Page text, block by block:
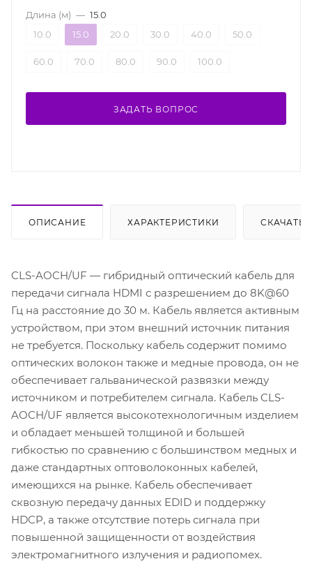
Длина (м) — 15.0
10.0
15.0 20.0 30.0 40.0 50.0
60.0 70.0 80.0 90.0 100.0
ЗАДАТЬ ВОПРОС
ОПИСАНИЕ ХАРАКТЕРИСТИКИ СКАЧАТЬ
CLS-AOCH/UF — гибридный оптический кабель для
передачи сигнала HDMI с разрешением до 8K@60
Гц на расстояние до 30 м. Кабель является активным
устройством, при этом внешний источник питания
не требуется. Поскольку кабель содержит помимо
оптических волокон также и медные провода, он не
обеспечивает гальванической развязки между
источником и потребителем сигнала. Кабель CLS-
AOCH/UF является высокотехнологичным изделием
и обладает меньшей толщиной и большей
гибкостью по сравнению с большинством медных и
даже стандартных оптоволоконных кабелей,
имеющихся на рынке. Кабель обеспечивает
сквозную передачу данных EDID и поддержку
HDCP, а также отсутствие потерь сигнала при
повышенной защищенности от воздействия
электромагнитного излучения и радиопомех.